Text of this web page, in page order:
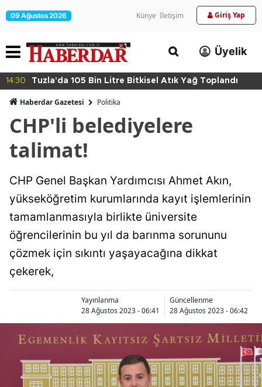
09 Ağustos 2026 Künye İletişim Giriş Yap
Üyelik
14:30 Tuzla'da 105 Bin Litre Bitkisel Atık Yağ Toplandı
Haberdar Gazetesi Politika
CHP'li belediyelere
talimat!
CHP Genel Başkan Yardımcısı Ahmet Akın,
yükseköğretim kurumlarında kayıt işlemlerinin
tamamlanmasıyla birlikte üniversite
öğrencilerinin bu yıl da barınma sorununu
çözmek için sıkıntı yaşayacağına dikkat
çekerek,
Yayınlanma
28 Ağustos 2023 - 06:41
Güncellenme
28 Ağustos 2023 - 06:42